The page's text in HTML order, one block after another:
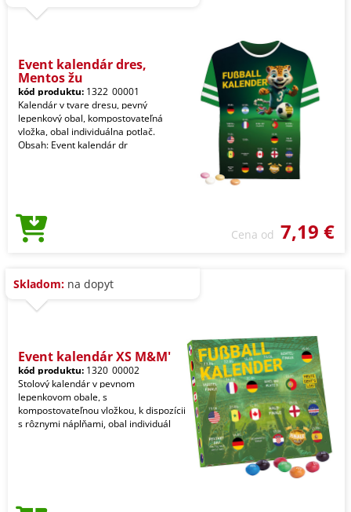
Event kalendár dres,
Mentos žu
kód produktu: 1322_00001
Kalendár v tvare dresu, pevný
lepenkový obal, kompostovateľná
vložka, obal individuálna potlač.
Obsah: Event kalendár dr
Cena od 7,19 €
Skladom: na dopyt
Event kalendár XS M&M'
kód produktu: 1320_00002
Stolový kalendár v pevnom
lepenkovom obale, s
kompostovateľnou vložkou, k dispozícii
s rôznymi náplňami, obal individuál